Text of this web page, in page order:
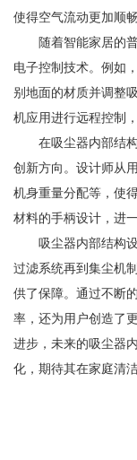
使得空气流动更加顺
随着智能家居的
电子控制技术。例如
别地面的材质并调整
机应用进行远程控制
在吸尘器内部结
创新方向。设计师从
机身重量分配等，使
材料的手柄设计，进
吸尘器内部结构
过滤系统再到集尘机
供了保障。通过不断
率，还为用户创造了
进步，未来的吸尘器
化，期待其在家庭清